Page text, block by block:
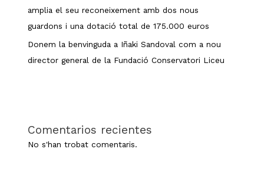
amplia el seu reconeixement amb dos nous
guardons i una dotació total de 175.000 euros
Donem la benvinguda a Iñaki Sandoval com a nou
director general de la Fundació Conservatori Liceu
Comentarios recientes
No s'han trobat comentaris.